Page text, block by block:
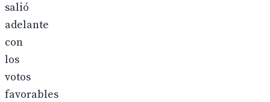
salió
adelante
con
los
votos
favorables